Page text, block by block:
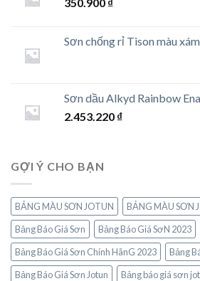
Sơn chống rỉ Tison màu
Sơn dầu Alkyd Rainbow
2.453.220 ₫
GỢI Ý CHO BẠN
BẢNG MÀU SƠN JOTUN
BẢNG MÀU SƠN
Bảng Báo Giá Sơn
Bảng Báo Giá SơN 2023
Bảng Báo Giá Sơn Chính HãnG 2023
Bảng
Bảng Báo Giá Sơn Jotun
Bảng báo giá sơn